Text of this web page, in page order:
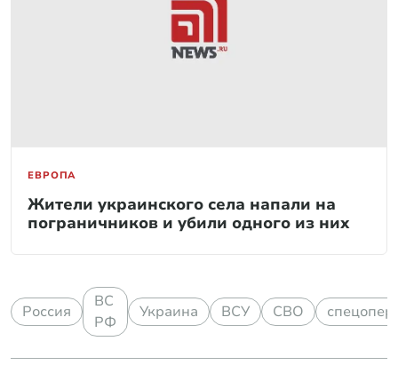
ЕВРОПА
Жители украинского села напали на
пограничников и убили одного из них
Россия
ВС
РФ
Украина ВСУ СВО